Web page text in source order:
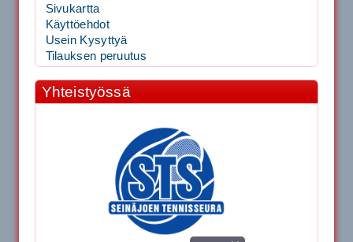
Sivukartta
Käyttöehdot
Usein Kysyttyä
Tilauksen peruutus
Yhteistyössä